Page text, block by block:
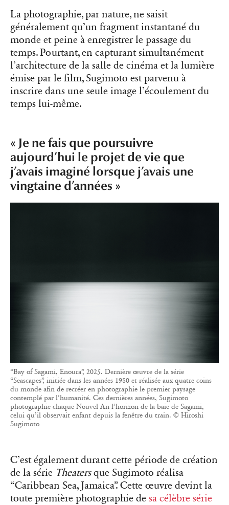
La photographie, par nature, ne saisit
généralement qu’un fragment instantané du
monde et peine à enregistrer le passage du
temps. Pourtant, en capturant simultanément
l’architecture de la salle de cinéma et la lumière
émise par le film, Sugimoto est parvenu à
inscrire dans une seule image l’écoulement du
temps lui-même.
« Je ne fais que poursuivre
aujourd’hui le projet de vie que
j’avais imaginé lorsque j’avais une
vingtaine d’années »
“Bay of Sagami, Enoura”, 2025. Dernière œuvre de la série
“Seascapes”, initiée dans les années 1980 et réalisée aux quatre coins
du monde afin de recréer en photographie le premier paysage
contemplé par l’humanité. Ces dernières années, Sugimoto
photographie chaque Nouvel An l’horizon de la baie de Sagami,
celui qu’il observait enfant depuis la fenêtre du train. © Hiroshi
Sugimoto
C’est également durant cette période de création
de la série Theatersque Sugimoto réalisa
“Caribbean Sea, Jamaica”. Cette œuvre devint la
toute première photographie de sa célèbre série